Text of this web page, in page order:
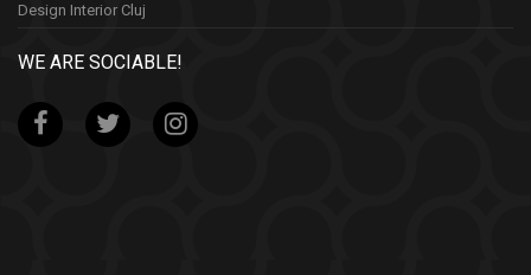
Design Interior Cluj
WE ARE SOCIABLE!